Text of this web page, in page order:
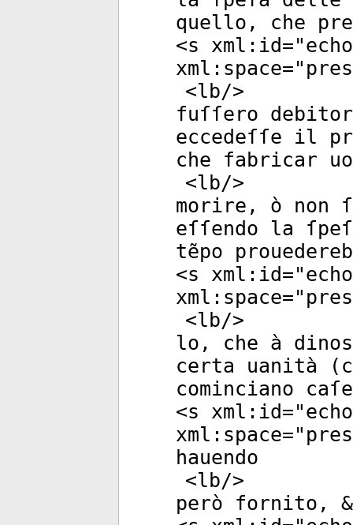
quello, che
<s xml:id="
xml:space="
<lb/>
fuſſero
eccedeſſe il
che fabricar
<lb/>
morire, ò non
eſſendo la
tẽpo
<s xml:id="
xml:space="
<lb/>
lo, che à
certa uanità
cominciano
<s xml:id="
xml:space="
hauendo
<lb/>
però fornito,